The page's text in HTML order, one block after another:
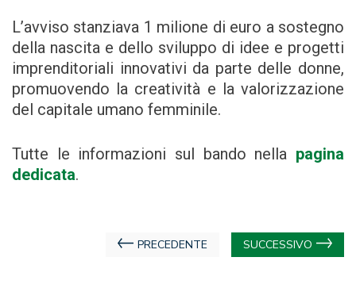
L’avviso stanziava 1 milione di euro a sostegno
della nascita e dello sviluppo di idee e progetti
imprenditoriali innovativi da parte delle donne,
promuovendo la creatività e la valorizzazione
del capitale umano femminile.
Tutte le informazioni sul bando nella pagina
dedicata.
Navigazione
PRECEDENTE SUCCESSIVO